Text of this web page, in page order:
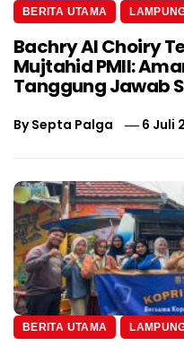
BERITA UTAMA
Bachry Al Choiry
Mujtahid PMII:
Tanggung Jawab
BySepta Palga 6 Juli
BERITA UTAMA